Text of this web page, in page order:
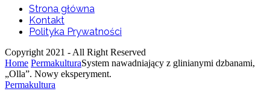
Strona główna
Kontakt
Polityka Prywatności
Copyright 2021 - All Right Reserved
Home PermakulturaSystem nawadniający z glinianymi dzbanami,
„Olla”. Nowy eksperyment.
Permakultura